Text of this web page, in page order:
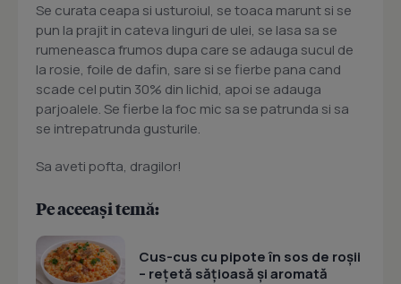
Se curata ceapa si usturoiul, se toaca marunt si se
pun la prajit in cateva linguri de ulei, se lasa sa se
rumeneasca frumos dupa care se adauga sucul de
la rosie, foile de dafin, sare si se fierbe pana cand
scade cel putin 30% din lichid, apoi se adauga
parjoalele. Se fierbe la foc mic sa se patrunda si sa
se intrepatrunda gusturile.
Sa aveti pofta, dragilor!
Pe aceeași temă:
Cus-cus cu pipote în sos de roșii
– rețetă sățioasă și aromată